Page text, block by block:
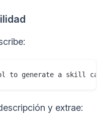
y extrae: